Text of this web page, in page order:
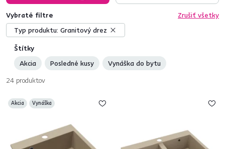
Štítky
Akcia
Posledné kusy Vynáška do bytu
Vybraté filtre
Zrušiť všetky
Typ produktu: Granitový drez
24 produktov
Akcia Vynáška